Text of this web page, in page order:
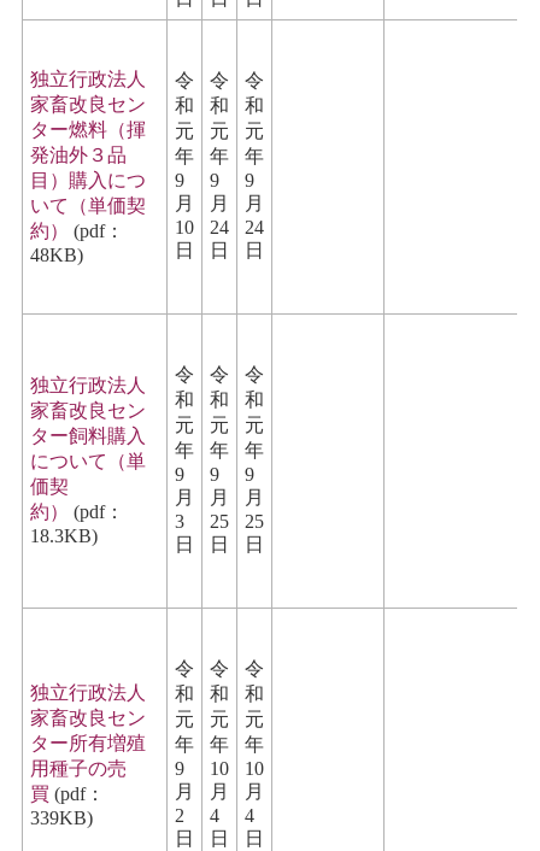
独立行政法人
家畜改良セン
ター燃料（揮
発油外３品
目）購入につ
いて（単価契
約）
(pdf：
48KB)
令
和
元
年
9
月
10
日
令
和
元
年
9
月
24
日
令
和
元
年
9
月
24
日
独立行政法人
家畜改良セン
ター飼料購入
について（単
価契
約）
(pdf：
18.3KB)
令
和
元
年
9
月
3
日
令
和
元
年
9
月
25
日
令
和
元
年
9
月
25
日
独立行政法人
家畜改良セン
ター所有増殖
用種子の売
買 (pdf：
339KB)
令
和
元
年
9
月
2
日
令
和
元
年
10
月
4
日
令
和
元
年
10
月
4
日